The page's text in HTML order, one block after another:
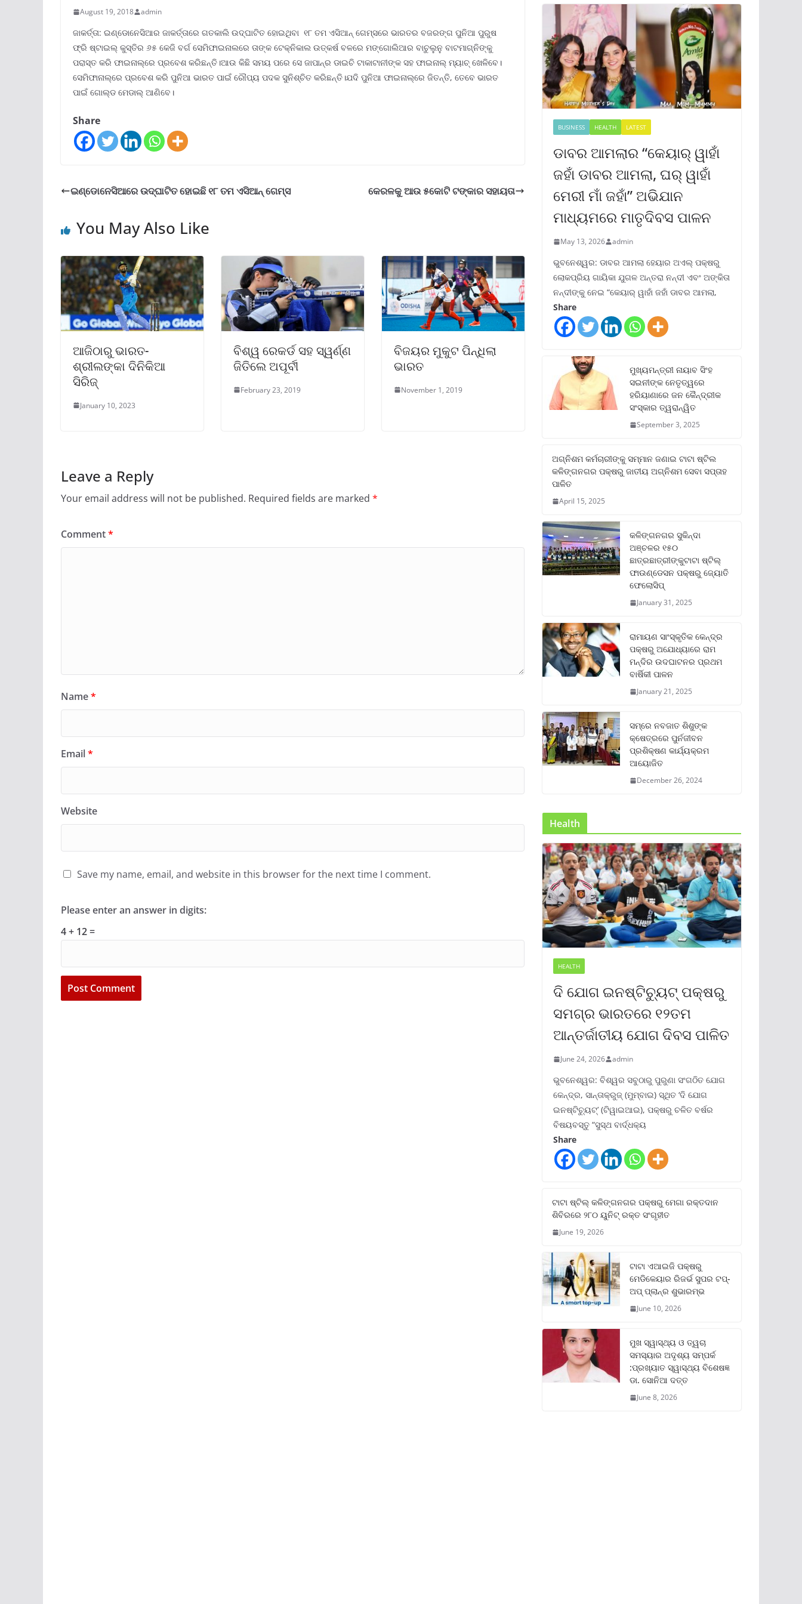
August 19, 2018 admin
ଜାକର୍ତ୍ତା: ଇଣ୍ଡୋନେସିଆର ଜାକର୍ତ୍ତାରେ ଗତକାଲି ଉଦ୍‌ଘାଟିତ ହୋଇଥିବା ୧୮ ତମ ଏସିଆନ୍‌ ଗେମ୍‌ସରେ ଭାରତର ବଜରଙ୍ଗ ପୁନିଆ ପୁରୁଷ
ଫ୍ରି ଷ୍ଟାଇଲ୍‌ କୁସ୍ତିର ୬୫ କେଜି ବର୍ଗ ସେମିଫାଇନାଲରେ ତାଙ୍କ ଟେକ୍ନିକାଲ ଉତ୍କର୍ଷ ବଳରେ ମଙ୍ଗୋଲିଆର ବାଚୁଲୁନୁ ବାଟମାଗ୍‌ନିଙ୍କୁ
ପରାସ୍ତ କରି ଫାଇନାଲ୍‌ରେ ପ୍ରବେଶ କରିଛନ୍ତି।ଆଉ କିଛି ସମୟ ପରେ ସେ ଜାପାନ୍‌ର ଡାଇଚି ଟାକାଟାନୀଙ୍କ ସହ ଫାଇନାଲ୍‌ ମ୍ୟାଚ୍‌ ଖେଳିବେ।
ସେମିଫାନାଲ୍‌ରେ ପ୍ରବେଶ କରି ପୁନିଆ ଭାରତ ପାଇଁ ରୌପ୍ୟ ପଦକ ସୁନିଶ୍ଚିତ କରିଛନ୍ତି।ଯଦି ପୁନିଆ ଫାଇନାଲ୍‌ରେ ଜିତନ୍ତି, ତେବେ ଭାରତ
ପାଇଁ ଗୋଲ୍ଡ ମେଡାଲ୍ ଆଣିବେ।
Share
ଇଣ୍ଡୋନେସିଆରେ ଉଦ୍‌ଘାଟିତ ହୋଇଛି ୧୮ ତମ ଏସିଆନ୍‌ ଗେମ୍ସ କେରଳକୁ ଆଉ ୫କୋଟି ଟଙ୍କାର ସହାୟତା
You May Also Like
ଆଜିଠାରୁ ଭାରତ-
ଶ୍ରୀଲଙ୍କା ଦିନିକିଆ
ସିରିଜ୍
January 10, 2023
ବିଶ୍ୱ ରେକର୍ଡ ସହ ସ୍ୱର୍ଣ୍ଣ
ଜିତିଲେ ଅପୂର୍ବୀ
February 23, 2019
ବିଜୟର ମୁକୁଟ ପିନ୍ଧିଲା
ଭାରତ
November 1, 2019
Leave a Reply
Your email address will not be published. Required fields are marked *
Comment*
Name*
Email*
Website
Save my name, email, and website in this browser for the next time I comment.
Please enter an answer in digits:
4 + 12 =
BUSINESS HEALTH LATEST
ଡାବର ଆମଲାର “କେୟାର୍ ୱାହାଁ
ଜହାଁ ଡାବର ଆମଲା, ଘର୍ ୱାହାଁ
ମେରୀ ମାଁ ଜହାଁ” ଅଭିଯାନ
ମାଧ୍ୟମରେ ମାତୃଦିବସ ପାଳନ
May 13, 2026 admin
ଭୁବନେଶ୍ୱର: ଡାବର ଆମଲା ହେୟାର ଅଏଲ୍ ପକ୍ଷରୁ
ଲୋକପ୍ରିୟ ଗାୟିକା ଯୁଗଳ ଅନ୍ତରା ନନ୍ଦୀ ଏବଂ ଅଙ୍କିତା
ନନ୍ଦୀଙ୍କୁ ନେଇ “କେୟାର୍ ୱାହାଁ ଜହାଁ ଡାବର ଆମଲା,
Share
ମୁଖ୍ୟମନ୍ତ୍ରୀ ନାୟାବ ସିଂହ
ସଇନୀଙ୍କ ନେତୃତ୍ୱରେ
ହରିୟାଣାରେ ଜନ କୈନ୍ଦ୍ରୀକ
ସଂସ୍କାର ତ୍ୱରାନ୍ୱିତ
September 3, 2025
ଅଗ୍ନିଶମ କର୍ମଚାରୀଙ୍କୁ ସମ୍ମାନ ଜଣାଇ ଟାଟା ଷ୍ଟିଲ
କଳିଙ୍ଗନଗର ପକ୍ଷରୁ ଜାତୀୟ ଅଗ୍ନିଶମ ସେବା ସପ୍ତାହ
ପାଳିତ
April 15, 2025
କଳିଙ୍ଗନଗର ସୁକିନ୍ଦା
ଅଞ୍ଚଳର ୧୫୦
ଛାତ୍ରଛାତ୍ରୀଙ୍କୁଟାଟା ଷ୍ଟିଲ୍
ଫାଉଣ୍ଡେସନ ପକ୍ଷରୁ ଜ୍ୟୋତି
ଫେଲୋସିପ୍‌
January 31, 2025
ରାମାୟଣ ସାଂସ୍କୃତିକ କେନ୍ଦ୍ର
ପକ୍ଷରୁ ଅଯୋଧ୍ୟାରେ ରାମ
ମନ୍ଦିର ଉଦଘାଟନର ପ୍ରଥମ
ବାର୍ଷିକୀ ପାଳନ
January 21, 2025
ସମ୍‌ରେ ନବଜାତ ଶିଶୁଙ୍କ
କ୍ଷେତ୍ରରେ ପୁର୍ନଜୀବନ
ପ୍ରଶିକ୍ଷଣ କାର୍ଯ୍ୟକ୍ରମ
ଆୟୋଜିତ
December 26, 2024
Health
HEALTH
ଦି ଯୋଗ ଇନଷ୍ଟିଚ୍ୟୁଟ୍ ପକ୍ଷରୁ
ସମଗ୍ର ଭାରତରେ ୧୨ତମ
ଆନ୍ତର୍ଜାତୀୟ ଯୋଗ ଦିବସ ପାଳିତ
June 24, 2026 admin
ଭୁବନେଶ୍ୱର: ବିଶ୍ୱର ସବୁଠାରୁ ପୁରୁଣା ସଂଗଠିତ ଯୋଗ
କେନ୍ଦ୍ର, ସାନ୍ତାକ୍ରୁଜ୍ (ମୁମ୍ବାଇ) ସ୍ଥିତ ‘ଦି ଯୋଗ
ଇନଷ୍ଟିଚ୍ୟୁଟ୍‌’ (ଟିୱାଇଆଇ), ପକ୍ଷରୁ ଚଳିତ ବର୍ଷର
ବିଷୟବସ୍ତୁ “ସୁସ୍ଥ ବାର୍ଦ୍ଧକ୍ୟ
Share
ଟାଟା ଷ୍ଟିଲ୍‌ କଳିଙ୍ଗନଗର ପକ୍ଷରୁ ମେଗା ରକ୍ତଦାନ
ଶିବିରରେ ୨୮୦ ୟୁନିଟ୍‌ ରକ୍ତ ସଂଗୃହୀତ
June 19, 2026
ଟାଟା ଏଆଇଜି ପକ୍ଷରୁ
ମେଡିକେୟାର ରିଜର୍ଭ ସୁପର ଟପ୍‌-
ଅପ୍ ପ୍ଲାନ୍‌ର ଶୁଭାରମ୍ଭ
June 10, 2026
ମୁଖ ସ୍ୱାସ୍ଥ୍ୟ ଓ ତ୍ୱଚା
ସମସ୍ୟାର ଅଦୃଶ୍ୟ ସମ୍ପର୍କ
:ପ୍ରଖ୍ୟାତ ସ୍ୱାସ୍ଥ୍ୟ ବିଶେଷଜ୍ଞ
ଡା. ସୋନିଆ ଦତ୍ତ
June 8, 2026